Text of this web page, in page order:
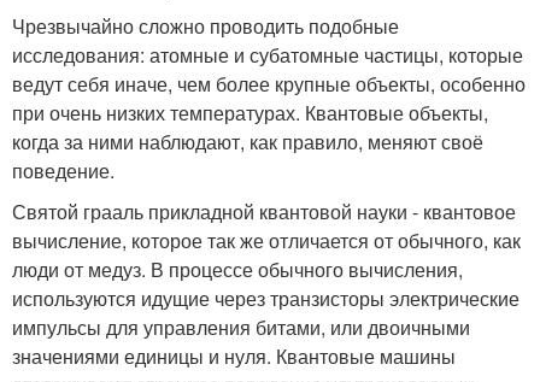
Чрезвычайно сложно проводить подобные
исследования: атомные и субатомные частицы, которые
ведут себя иначе, чем более крупные объекты, особенно
при очень низких температурах. Квантовые объекты,
когда за ними наблюдают, как правило, меняют своё
поведение.
Святой грааль прикладной квантовой науки - квантовое
вычисление, которое так же отличается от обычного, как
люди от медуз. В процессе обычного вычисления,
используются идущие через транзисторы электрические
импульсы для управления битами, или двоичными
значениями единицы и нуля. Квантовые машины